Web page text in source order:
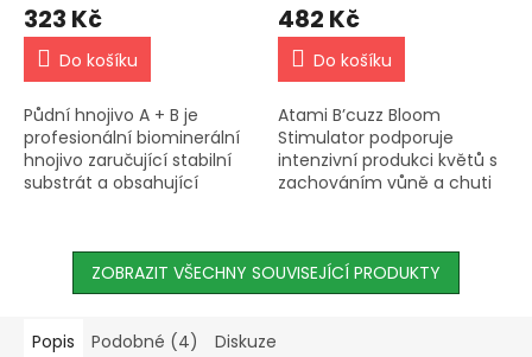
323 Kč
Do košíku
Půdní hnojivo A + B je
profesionální biominerální
hnojivo zaručující stabilní
substrát a obsahující
pro pěstování uvnitř i...
482 Kč
Do košíku
Atami B’cuzz Bloom
Stimulator podporuje
intenzivní produkci květů s
zachováním vůně a chuti
květu a kombinujte s
B’cuzz...
ZOBRAZIT VŠECHNY SOUVISEJÍCÍ PRODUKTY
Popis Podobné (4) Diskuze